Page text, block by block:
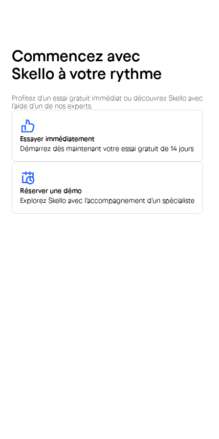
Commencez avec
Skello à votre rythme
Profitez d’un essai gratuit immédiat ou découvrez Skello avec
l’aide d’un de nos experts.
Essayer immédiatement
Démarrez dès maintenant votre essai gratuit de 14 jours
Réserver une démo
Explorez Skello avec l’accompagnement d’un spécialiste